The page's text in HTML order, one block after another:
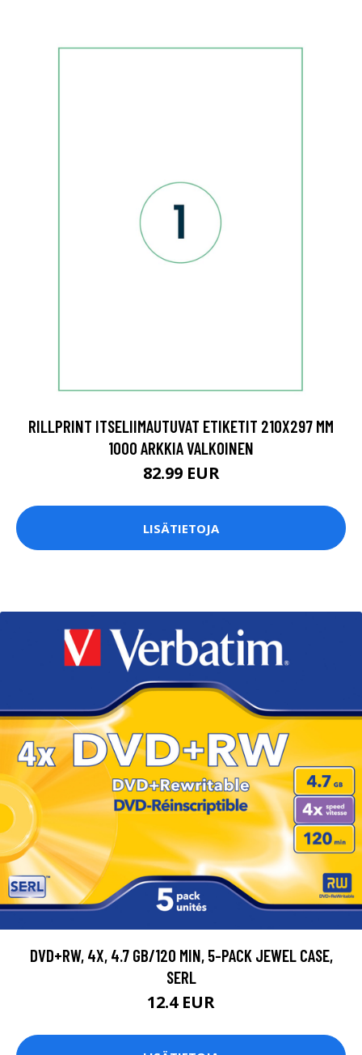
RILLPRINT ITSELIIMAUTUVAT ETIKETIT 210X297 MM
1000 ARKKIA VALKOINEN
82.99 EUR
LISÄTIETOJA
DVD+RW, 4X, 4.7 GB/120 MIN, 5-PACK JEWEL CASE,
SERL
12.4 EUR